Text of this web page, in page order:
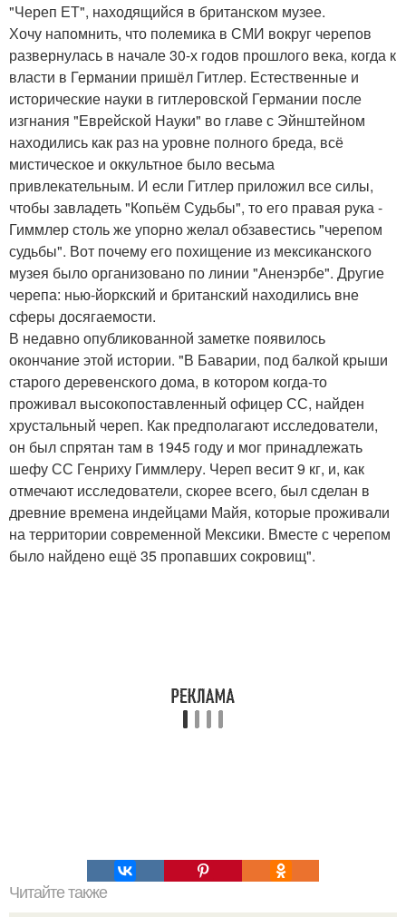
"Череп ЕТ", находящийся в британском музее.
Хочу напомнить, что полемика в СМИ вокруг черепов
развернулась в начале 30-х годов прошлого века, когда к
власти в Германии пришёл Гитлер. Естественные и
исторические науки в гитлеровской Германии после
изгнания "Еврейской Науки" во главе с Эйнштейном
находились как раз на уровне полного бреда, всё
мистическое и оккультное было весьма
привлекательным. И если Гитлер приложил все силы,
чтобы завладеть "Копьём Судьбы", то его правая рука -
Гиммлер столь же упорно желал обзавестись "черепом
судьбы". Вот почему его похищение из мексиканского
музея было организовано по линии "Аненэрбе". Другие
черепа: нью-йоркский и британский находились вне
сферы досягаемости.
В недавно опубликованной заметке появилось
окончание этой истории. "В Баварии, под балкой крыши
старого деревенского дома, в котором когда-то
проживал высокопоставленный офицер СС, найден
хрустальный череп. Как предполагают исследователи,
он был спрятан там в 1945 году и мог принадлежать
шефу СС Генриху Гиммлеру. Череп весит 9 кг, и, как
отмечают исследователи, скорее всего, был сделан в
древние времена индейцами Майя, которые проживали
на территории современной Мексики. Вместе с черепом
было найдено ещё 35 пропавших сокровищ".
Читайте также